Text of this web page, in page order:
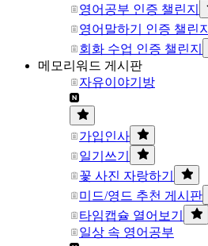
영어공부 인증 챌린지
영어말하기 인증 챌린지
회화 수업 인증 챌린지
메모리워드 게시판
자유이야기방
가입인사
일기쓰기
꽃 사진 자랑하기
미드/영드 추천 게시판
타임캡슐 열어보기
일상 속 영어공부